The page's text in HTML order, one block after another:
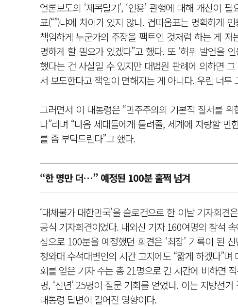
언론보도의 ‘제목달기’, ‘인용’ 관행에 대해 개선이
표(“”)냐에 차이가 있지 않나. 겹따옴표는 명확하게
책임하게 누군가의 주장을 팩트인 것처럼 하는 게
명하게 할 필요가 있겠다”고 했다. 또 ‘허위 발언을
했다는 건 사실일 수 있지만 대법원 판례에 의하면
서 보도한다고 책임이 면해지는 게 아니다. 우린 너무
그러면서 이 대통령은 “민주주의의 기본적 질서를
다”라며 “다음 세대들에게 물려줄, 세계에 자랑할
를 좀 부탁드린다”고 했다.
“한 명만 더…” 예정된 100분 훌쩍 넘겨
‘대체불가 대한민국’을 슬로건으로 한 이날 기자회
공식 기자회견이었다. 내외신 기자 160여명의 참석
심으로 100분을 예정했던 회견은 ‘최장’ 기록이 된
청와대 수석대변인의 시간 고지에도 “짧게 하겠다”
회를 얻은 기자 수는 총 21명으로 긴 시간에 비하면
명, ‘신년’ 25명이 질문 기회를 얻었다. 이는 지방선
대통령 답변이 길어진 영향이다.